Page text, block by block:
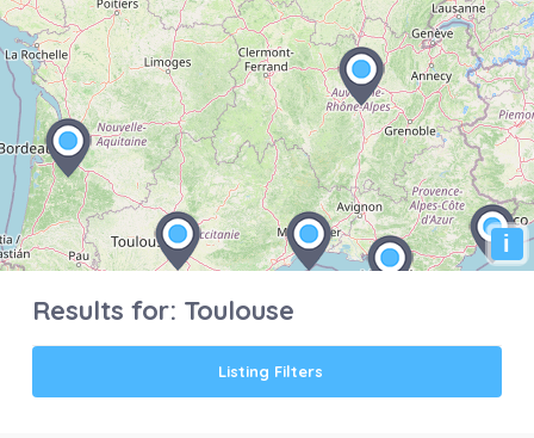
i
Results for: Toulouse
Listing Filters